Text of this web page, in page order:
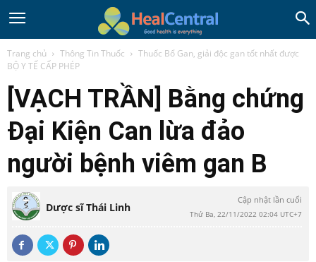
Trang chủ Thông Tin Thuốc
Thuốc Bổ Gan, giải độc gan tốt nhất được
BỘ Y TẾ CẤP PHÉP
[VẠCH TRẦN] Bằng chứng
Đại Kiện Can lừa đảo
người bệnh viêm gan B
Dược sĩ Thái Linh
Cập nhật lần cuối
Thứ Ba, 22/11/2022 02:04 UTC+7